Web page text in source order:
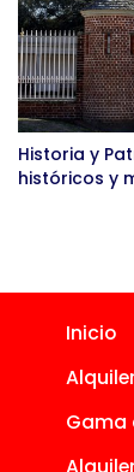
Historia y
históricos y
Inicio
Gama